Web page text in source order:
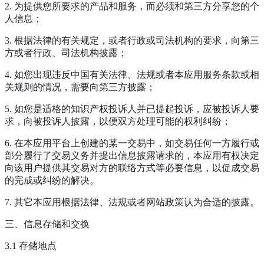
2. 为提供您所要求的产品和服务，而必须和第三方分享您的个
人信息；
3. 根据法律的有关规定，或者行政或司法机构的要求，向第三
方或者行政、司法机构披露；
4. 如您出现违反中国有关法律、法规或者本应用服务条款或相
关规则的情况，需要向第三方披露；
5. 如您是适格的知识产权投诉人并已提起投诉，应被投诉人要
求，向被投诉人披露，以便双方处理可能的权利纠纷；
6. 在本应用平台上创建的某一交易中，如交易任何一方履行或
部分履行了交易义务并提出信息披露请求的，本应用有权决定
向该用户提供其交易对方的联络方式等必要信息，以促成交易
的完成或纠纷的解决。
7. 其它本应用根据法律、法规或者网站政策认为合适的披露。
三、信息存储和交换
3.1 存储地点